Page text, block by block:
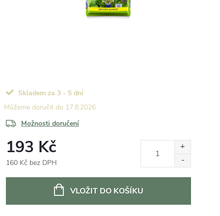
Skladem za 3 - 5 dní
17.8.2026
Možnosti doručení
193 Kč
160 Kč bez DPH
VLOŽIT DO KOŠÍKU